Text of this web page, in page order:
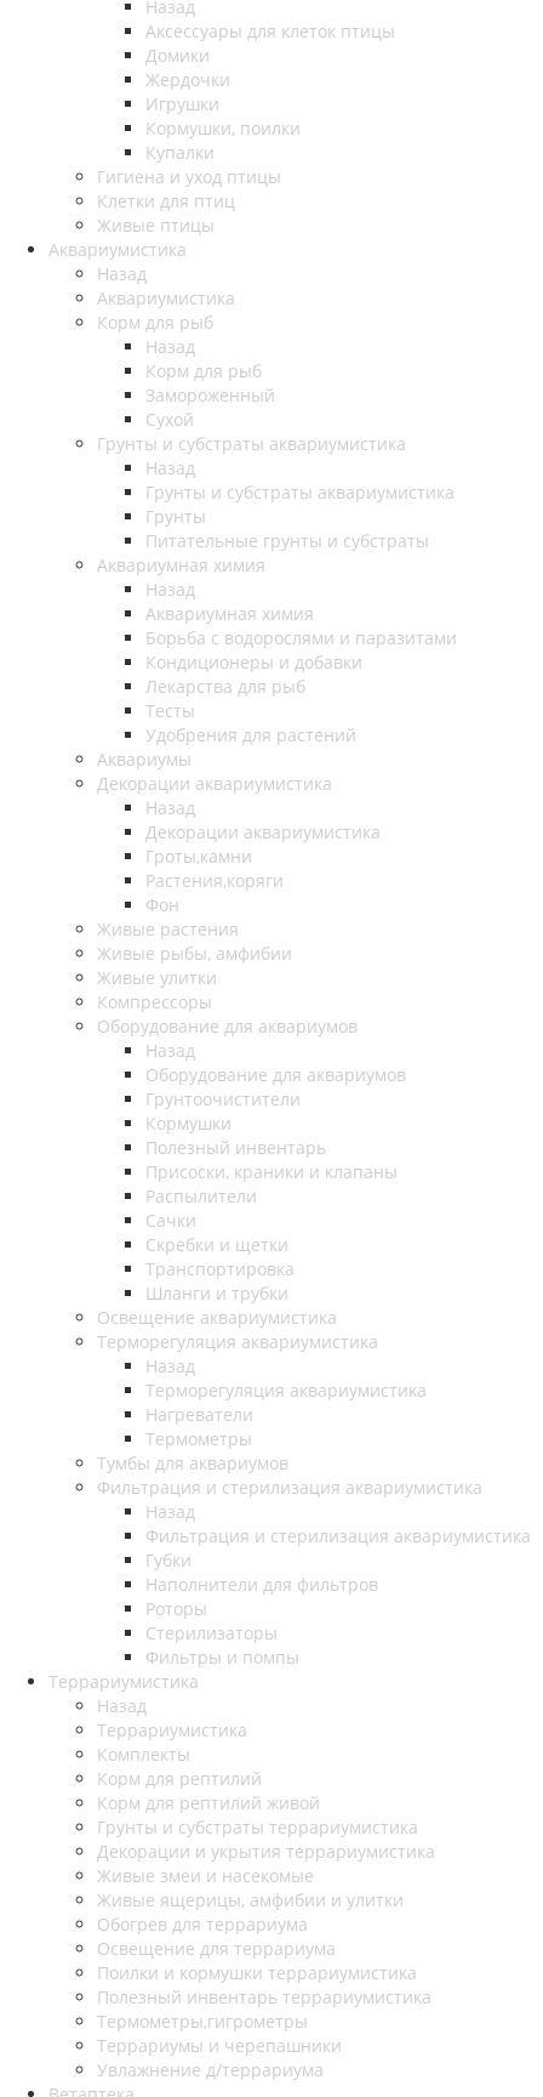
Назад
Аксессуары для клеток птицы
Домики
Жердочки
Игрушки
Кормушки, поилки
Купалки
Гигиена и уход птицы
Клетки для птиц
Живые птицы
Аквариумистика
Назад
Аквариумистика
Корм для рыб
Назад
Корм для рыб
Замороженный
Сухой
Грунты и субстраты аквариумистика
Назад
Грунты и субстраты аквариумистика
Грунты
Питательные грунты и субстраты
Аквариумная химия
Назад
Аквариумная химия
Борьба с водорослями и паразитами
Кондиционеры и добавки
Лекарства для рыб
Тесты
Удобрения для растений
Аквариумы
Декорации аквариумистика
Назад
Декорации аквариумистика
Гроты,камни
Растения,коряги
Фон
Живые растения
Живые рыбы, амфибии
Живые улитки
Компрессоры
Оборудование для аквариумов
Назад
Оборудование для аквариумов
Грунтоочистители
Кормушки
Полезный инвентарь
Присоски, краники и клапаны
Распылители
Сачки
Скребки и щетки
Транспортировка
Шланги и трубки
Освещение аквариумистика
Терморегуляция аквариумистика
Назад
Терморегуляция аквариумистика
Нагреватели
Термометры
Тумбы для аквариумов
Фильтрация и стерилизация аквариумистика
Назад
Фильтрация и стерилизация аквариумистика
Губки
Наполнители для фильтров
Роторы
Стерилизаторы
Фильтры и помпы
Террариумистика
Назад
Террариумистика
Комплекты
Корм для рептилий
Корм для рептилий живой
Грунты и субстраты террариумистика
Декорации и укрытия террариумистика
Живые змеи и насекомые
Живые ящерицы, амфибии и улитки
Обогрев для террариума
Освещение для террариума
Поилки и кормушки террариумистика
Полезный инвентарь террариумистика
Термометры,гигрометры
Террариумы и черепашники
Увлажнение д/террариума